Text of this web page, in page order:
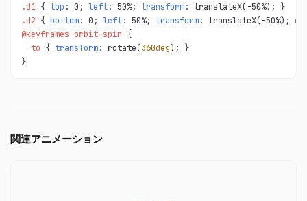
.d1 { top : 0; left: 50%; transform
.d2 { bottom: 0; left: 50%; transform: translateX(-50%);
@keyframes orbit-spin
  to
{ transform: rotate(360deg); }
}
関連アニメーション